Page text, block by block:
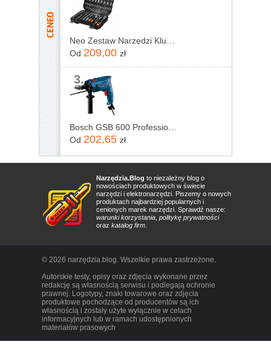
Od 209,00 zł
3.
Od 202,65 zł
Narzędzia.Blog to niezależny blog o
nowościach produktowych w świecie
narzędzi i elektronarzędzi. Piszemy o nowych
produktach najbardziej popularnych i
cenionych marek narzędzi. Sprawdź nasze:
warunki korzystania politykę prywatności
oraz katalog firm
© 2026 narzędzia.blog. Wszelkie prawa zastrzeżone.
Autorskie testy, opisy oraz zdjęcia wykonane przez
redakcję są własnością serwisu i podlegają ochronie
prawnej. Logotypy, znaki towarowe oraz zdjęcia
produktowe pochodzące od producentów są ich
własnością i zostały użyte wyłącznie w celach
informacyjnych lub w ramach udostępnionych
materiałów prasowych